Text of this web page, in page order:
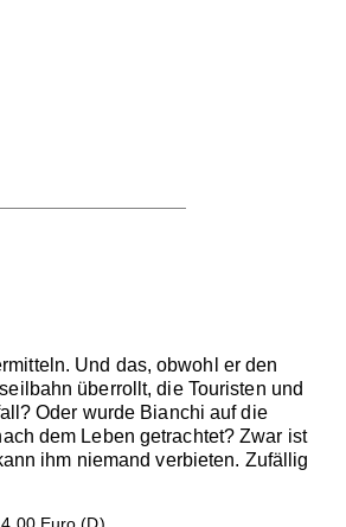
Und das, obwohl er den
überrollt, die Touristen und
Oder wurde Bianchi auf die
dem Leben getrachtet? Zwar ist
ihm niemand verbieten. Zufällig
Euro (D).